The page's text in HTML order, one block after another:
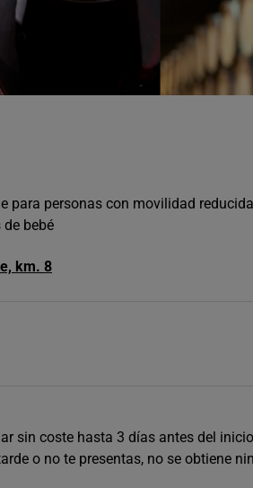
para personas con movilidad reducida
bebé
km. 8
sin coste hasta 3 días antes del
o no te presentas, no se obtiene